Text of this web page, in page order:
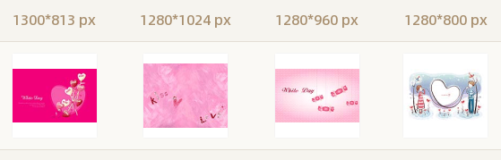
1300*813 px 1280*1024 px 1280*960 px 1280*800 px